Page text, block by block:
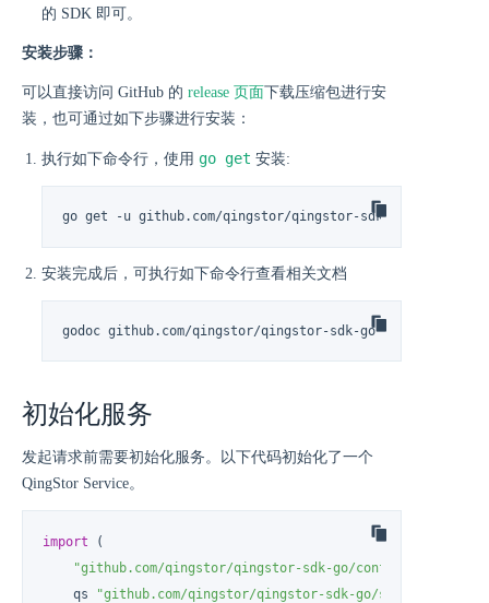
的 SDK 即可。
安装步骤：
可以直接访问 GitHub 的 release 页面下载压缩包进行安
装，也可通过如下步骤进行安装：
执行如下命令行，使用 go get 安装:
go get -u github.com/qingstor/qingstor-sdk-go
安装完成后，可执行如下命令行查看相关文档
godoc github.com/qingstor/qingstor-sdk-go
初始化服务
发起请求前需要初始化服务。以下代码初始化了一个
QingStor Service。
import (
"github.com/qingstor/qingstor-sdk-go/config"
    qs
"github.com/qingstor/qingstor-sdk-go/service"